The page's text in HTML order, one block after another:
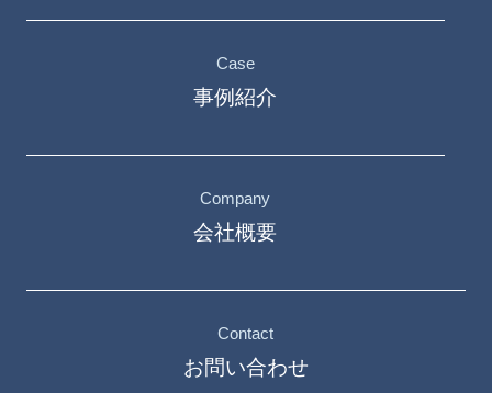
Case
事例紹介
Company
会社概要
Contact
お問い合わせ